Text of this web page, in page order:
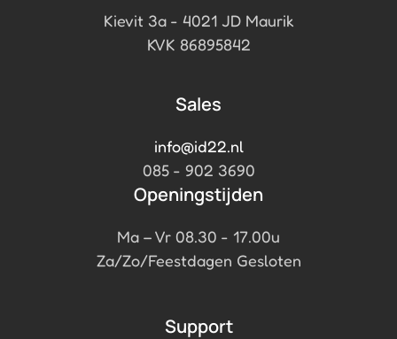
Kievit 3a - 4021 JD Maurik
KVK 86895842
Sales
info@id22.nl
085 - 902 3690
Openingstijden
Ma – Vr 08.30 - 17.00u
Za/Zo/Feestdagen Gesloten
Support